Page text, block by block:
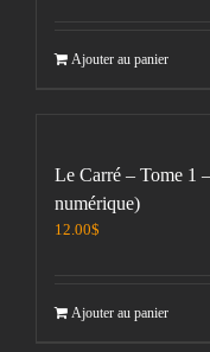
Ajouter au panier
Le Carré – Tome 1
numérique)
12.00$
Ajouter au panier